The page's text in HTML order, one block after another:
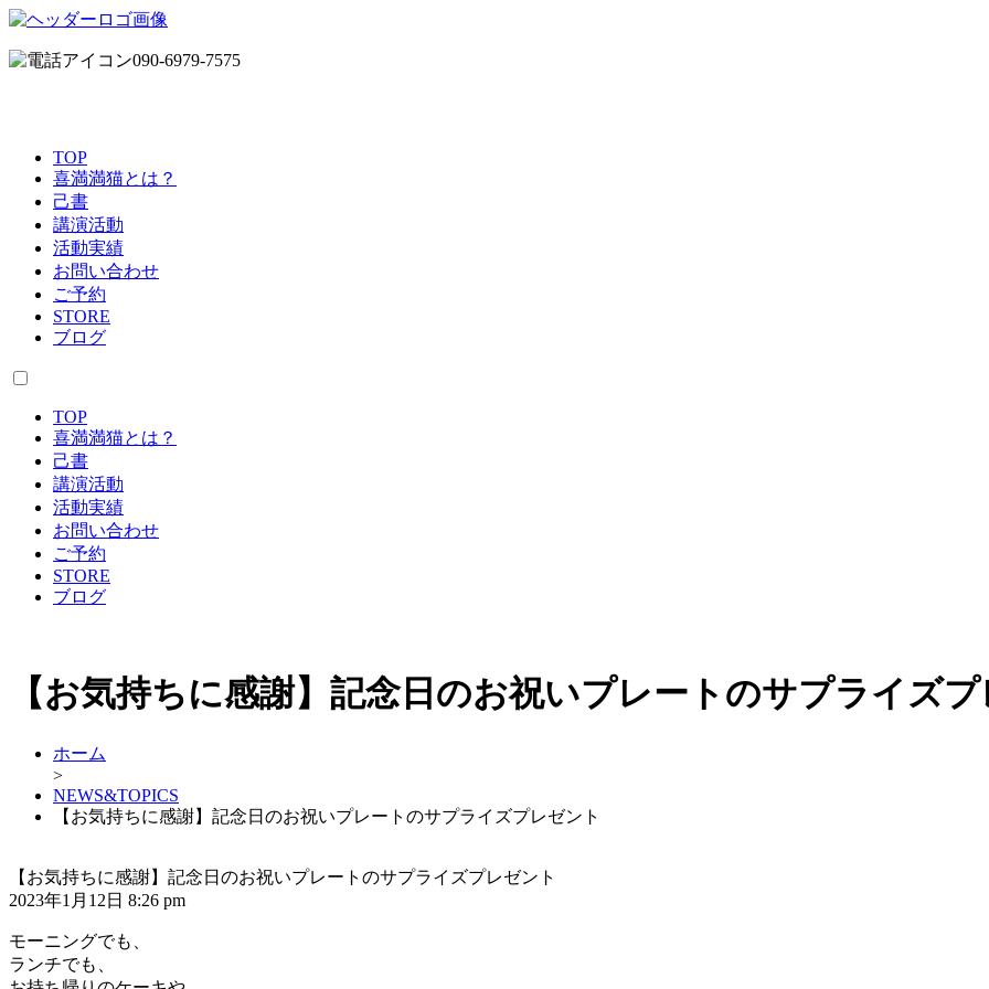
090-6979-7575
TOP
喜満満猫とは？
己書
講演活動
活動実績
お問い合わせ
ご予約
STORE
ブログ
TOP
喜満満猫とは？
己書
講演活動
活動実績
お問い合わせ
ご予約
STORE
ブログ
【お気持ちに感謝】記念日のお祝いプレートのサプライズ
ホーム
>
NEWS&TOPICS
【お気持ちに感謝】記念日のお祝いプレートのサプライズプレゼント
【お気持ちに感謝】記念日のお祝いプレートのサプライズプレゼント
2023年1月12日 8:26 pm
モーニングでも、
ランチでも、